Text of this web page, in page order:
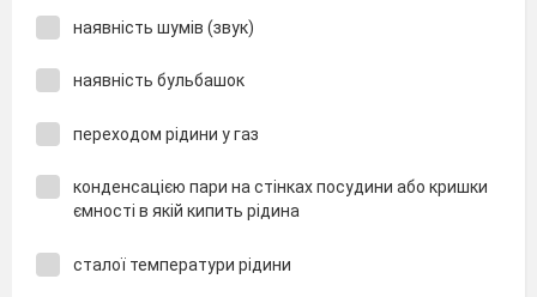
наявність шумів (звук)
наявність бульбашок
переходом рідини у газ
конденсацією пари на стінках посудини або кришки
ємності в якій кипить рідина
сталої температури рідини